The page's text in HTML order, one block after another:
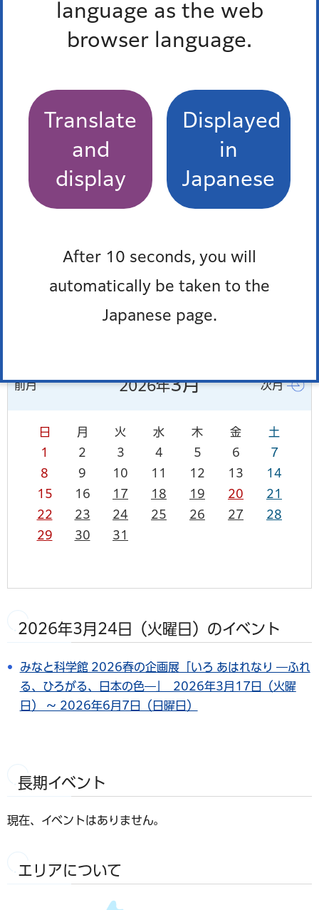
language as the web
browser language.
Translate
and
display
Displayed
in
Japanese
After 10 seconds, you will
automatically be taken to the
Japanese page.
から
までのイベント
終了したイベントを除く
終了したイベントを除く
カレンダーを表示
前月 2026年3月 次月
日 月 火 水 木 金
土
1
2 3 4 5 6
7
8
9 10 11 12 13
14
15
16 17 18 19 20
21
22
23 24 25 26 27
28
29
30 31
2026年3月24日（火曜日）のイベント
みなと科学館 2026春の企画展「いろ あはれなり ―ふれ
る、ひろがる、日本の色―」 2026年3月17日（火曜
日） ～ 2026年6月7日（日曜日）
長期イベント
現在、イベントはありません。
エリアについて